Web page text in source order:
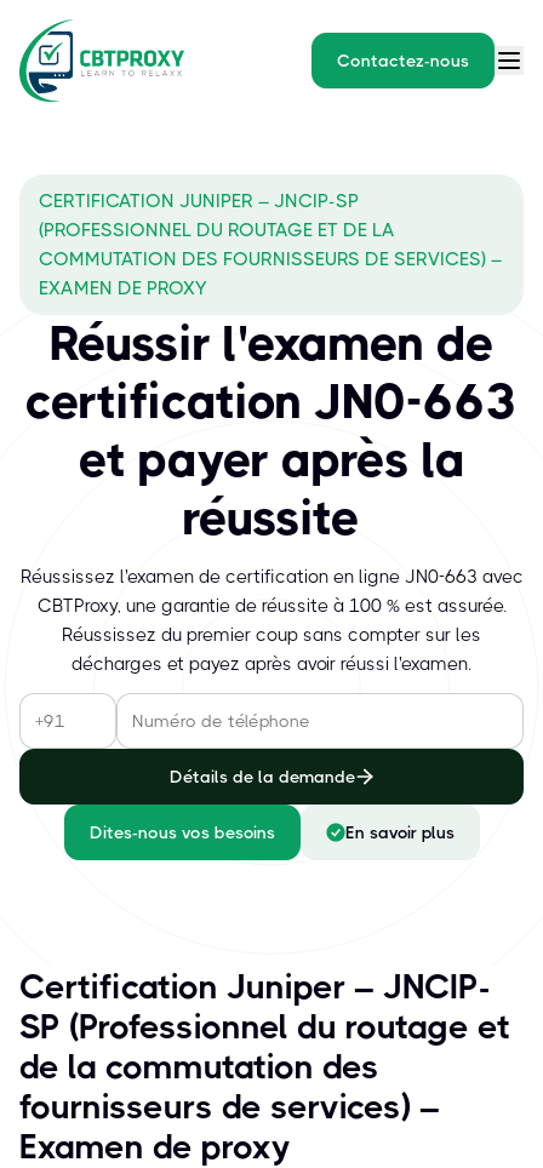
Contactez-nous
CERTIFICATION JUNIPER – JNCIP-SP
(PROFESSIONNEL DU ROUTAGE ET DE LA
COMMUTATION DES FOURNISSEURS DE SERVICES) –
EXAMEN DE PROXY
Réussir l'examen de
certification JN0-663
et payer après la
réussite
Réussissez l'examen de certification en ligne JN0-663 avec
CBTProxy, une garantie de réussite à 100 % est assurée.
Réussissez du premier coup sans compter sur les
décharges et payez après avoir réussi l'examen.
Détails de la demande
Dites-nous vos besoins En savoir plus
Certification Juniper – JNCIP-
SP (Professionnel du routage et
de la commutation des
fournisseurs de services) –
Examen de proxy